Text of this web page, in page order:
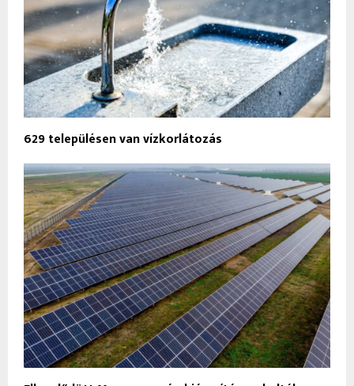
629 településen van vízkorlátozás